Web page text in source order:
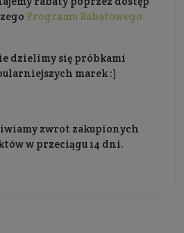
Programu Rabatowego
dzielimy się próbkami
marek :)
zwrot zakupionych
w przeciągu 14 dni.